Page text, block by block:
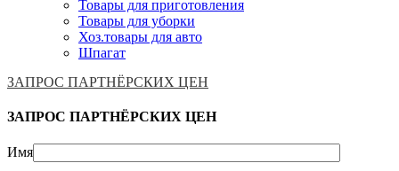
Товары для приготовления
Товары для уборки
Хоз.товары для авто
Шпагат
ЗАПРОС ПАРТНЁРСКИХ ЦЕН
ЗАПРОС ПАРТНЁРСКИХ ЦЕН
Имя